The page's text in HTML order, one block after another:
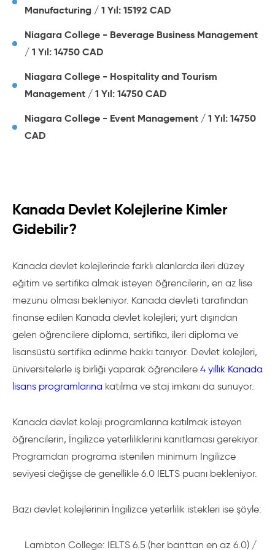
Manufacturing / 1 Yıl: 15192 CAD
Niagara College - Beverage Business Management
/ 1 Yıl: 14750 CAD
Niagara College - Hospitality and Tourism
Management / 1 Yıl: 14750 CAD
Niagara College - Event Management / 1 Yıl: 14750
CAD
Kanada Devlet Kolejlerine Kimler
Gidebilir?
Kanada devlet kolejlerinde farklı alanlarda ileri düzey
eğitim ve sertifika almak isteyen öğrencilerin, en az lise
mezunu olması bekleniyor. Kanada devleti tarafından
finanse edilen Kanada devlet kolejleri; yurt dışından
gelen öğrencilere diploma, sertifika, ileri diploma ve
lisansüstü sertifika edinme hakkı tanıyor. Devlet kolejleri,
üniversitelerle iş birliği yaparak öğrencilere 4 yıllık Kanada
lisans programlarına katılma ve staj imkanı da sunuyor.
Kanada devlet koleji programlarına katılmak isteyen
öğrencilerin, İngilizce yeterliliklerini kanıtlaması gerekiyor.
Programdan programa istenilen minimum İngilizce
seviyesi değişse de genellikle 6.0 IELTS puanı bekleniyor.
Bazı devlet kolejlerinin İngilizce yeterlilik istekleri ise şöyle:
Lambton College: IELTS 6.5 (her banttan en az 6.0) /